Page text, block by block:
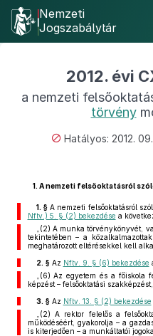
Nemzeti
Jogszabálytár
2012. évi
a nemzeti
törvény
Hatályos: 2012. 09.
1. A nemzeti felsőoktatásról
1. §A nemzeti felsőoktatásról
Nftv.) 5. § (2) bekezdése a
„(2) A munka törvénykönyvét,
tekintetében – a
meghatározott eltérésekkel kell
2. §Az Nftv. 9. § (6) bekezdése
„(6) Az egyetem és a főiskola
képzést – felsőoktatási
3. §Az Nftv. 13. § (2) bekezdése
„(2) A rektor felelős a
működéséért, gyakorolja – a
is kiterjedően – a munkáltatói